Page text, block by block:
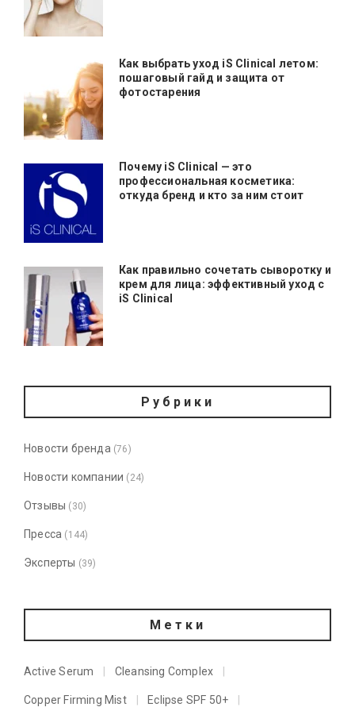
Как выбрать уход iS Clinical летом:
пошаговый гайд и защита от
фотостарения
Почему iS Clinical — это
профессиональная косметика:
откуда бренд и кто за ним стоит
Как правильно сочетать сыворотку и
крем для лица: эффективный уход с
iS Clinical
Рубрики
Новости бренда (76)
Новости компании (24)
Отзывы (30)
Пресса (144)
Эксперты (39)
Метки
Active Serum Cleansing Complex
Copper Firming Mist Eclipse SPF 50+